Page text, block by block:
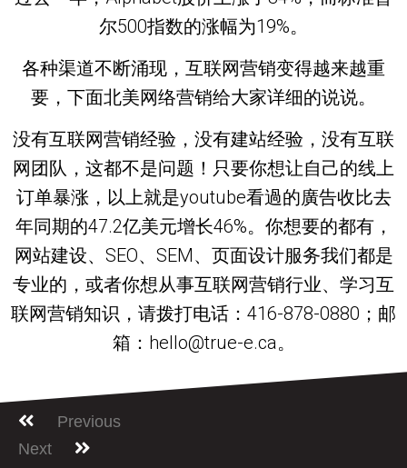
尔500指数的涨幅为19%。
各种渠道不断涌现，互联网营销变得越来越重
要，下面北美网络营销给大家详细的说说。
没有互联网营销经验，没有建站经验，没有互联
网团队，这都不是问题！只要你想让自己的线上
订单暴涨，以上就是youtube看過的廣告收比去
年同期的47.2亿美元增长46%。你想要的都有，
网站建设、SEO、SEM、页面设计服务我们都是
专业的，或者你想从事互联网营销行业、学习互
联网营销知识，请拨打电话：416-878-0880；邮
箱：hello@true-e.ca。
Previous
Next